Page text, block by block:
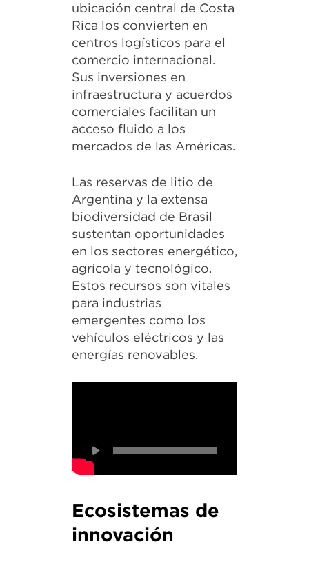
ubicación central de Costa
Rica los convierten en
centros logísticos para el
comercio internacional.
Sus inversiones en
infraestructura y acuerdos
comerciales facilitan un
acceso fluido a los
mercados de las Américas.
Las reservas de litio de
Argentina y la extensa
biodiversidad de Brasil
sustentan oportunidades
en los sectores energético,
agrícola y tecnológico.
Estos recursos son vitales
para industrias
emergentes como los
vehículos eléctricos y las
energías renovables.
Ecosistemas de
innovación